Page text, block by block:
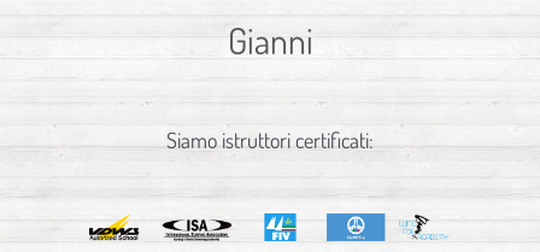
Gianni
Siamo istruttori certificati: